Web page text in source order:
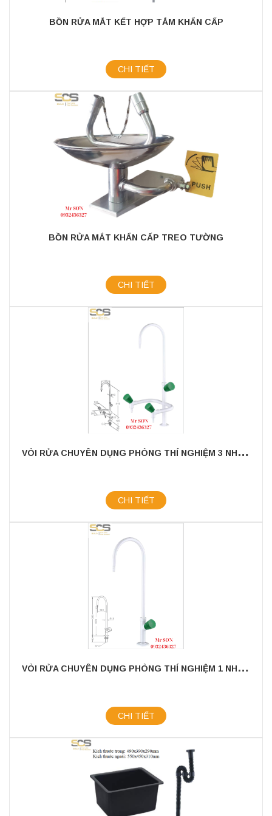
BỒN RỬA MẮT KẾT HỢP TẮM KHẨN CẤP
CHI TIẾT
BỒN RỬA MẮT KHẨN CẤP TREO TƯỜNG
CHI TIẾT
V
ÒI RỬA CHUYÊN DỤNG PHÒNG THÍ NGHIỆM 3 NHÁNH
CHI TIẾT
V
ÒI RỬA CHUYÊN DỤNG PHÒNG THÍ NGHIỆM 1 NHÁNH
CHI TIẾT